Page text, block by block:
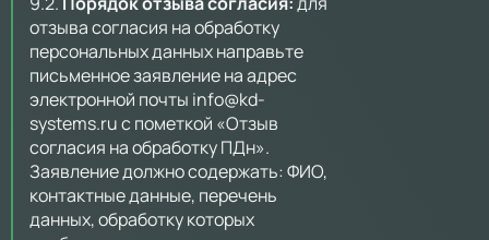
отзыва согласия на обработку
персональных данных направьте
письменное заявление на адрес
электронной почты info@kd-
systems.ruс пометкой «Отзыв
согласия на обработку ПДн».
Заявление должно содержать: ФИО,
контактные данные, перечень
данных, обработку которых